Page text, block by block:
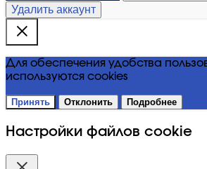
Удалить аккаунт
Для обеспечения удобства
используются cookies
Принять Отклонить Подробнее
Настройки файлов cookie